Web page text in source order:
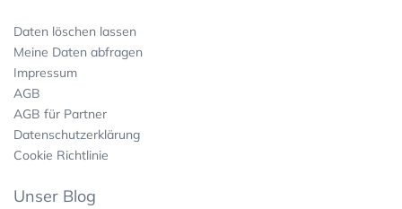
Daten löschen lassen
Meine Daten abfragen
Impressum
AGB
AGB für Partner
Datenschutzerklärung
Cookie Richtlinie
Unser Blog